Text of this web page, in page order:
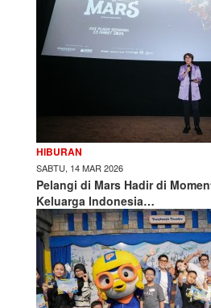
HIBURAN
SABTU, 14 MAR 2026
Pelangi di Mars Hadir di
Keluarga Indonesia…